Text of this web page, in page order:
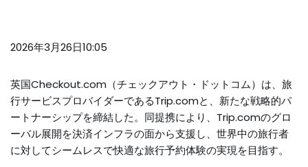
2026年3月26日10:05
英国Checkout.com（チェックアウト・ドットコム）は、旅
行サービスプロバイダーであるTrip.comと、新たな戦略的パ
ートナーシップを締結した。同提携により、Trip.comのグロ
ーバル展開を決済インフラの面から支援し、世界中の旅行者
に対してシームレスで快適な旅行予約体験の実現を目指す。